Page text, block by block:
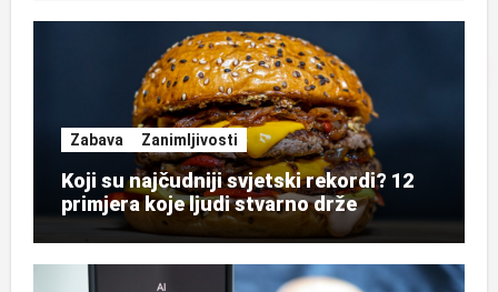
Zabava Zanimljivosti
Koji su najčudniji svjetski rekordi? 12
primjera koje ljudi stvarno drže